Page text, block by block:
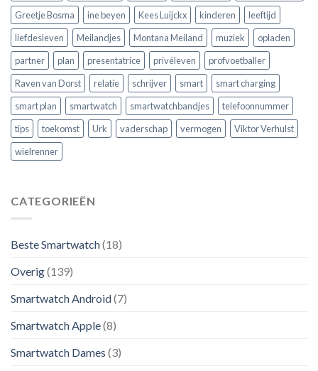
Greetje Bosma ine beyen Kees Luijckx kinderen
leeftijd
liefdesleven
Meilandjes Montana Meiland muziek
opladen
partner
plan presentatrice privéleven
profvoetballer
Raven van Dorst
relatie schrijver smart
smart charging
smart plan
smartwatch smartwatchbandjes
telefoonnummer
tips
toekomst Urk vaderschap vermogen
Viktor Verhulst
wielrenner
CATEGORIEËN
Beste Smartwatch(18)
Overig(139)
Smartwatch Android(7)
Smartwatch Apple(8)
Smartwatch Dames (3)